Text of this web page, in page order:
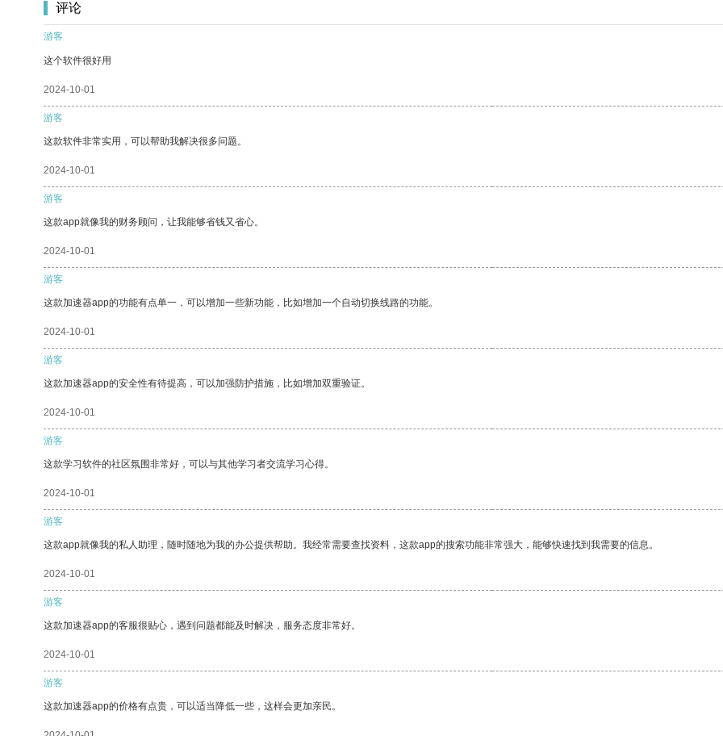
评论
游客
这个软件很好用
2024-10-01
游客
这款软件非常实用，可以帮助我解决很多问题。
2024-10-01
游客
这款app就像我的财务顾问，让我能够省钱又省心。
2024-10-01
游客
这款加速器app的功能有点单一，可以增加一些新功能，比如增加一个自动切换线路的功能。
2024-10-01
游客
这款加速器app的安全性有待提高，可以加强防护措施，比如增加双重验证。
2024-10-01
游客
这款学习软件的社区氛围非常好，可以与其他学习者交流学习心得。
2024-10-01
游客
这款app就像我的私人助理，随时随地为我的办公提供帮助。我经常需要查找资料，这款app的搜索功能非常强大，能够快速找到我需要的信息。
2024-10-01
游客
这款加速器app的客服很贴心，遇到问题都能及时解决，服务态度非常好。
2024-10-01
游客
这款加速器app的价格有点贵，可以适当降低一些，这样会更加亲民。